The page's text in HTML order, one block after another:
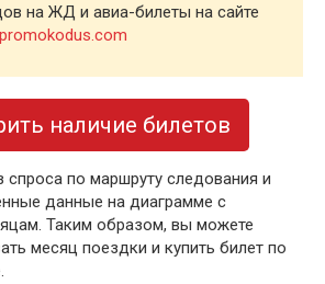
на ЖД и авиа-билеты на сайте
promokodus.com
наличие билетов
по маршруту следования и
данные на диаграмме с
Таким образом, вы можете
месяц поездки и купить билет по